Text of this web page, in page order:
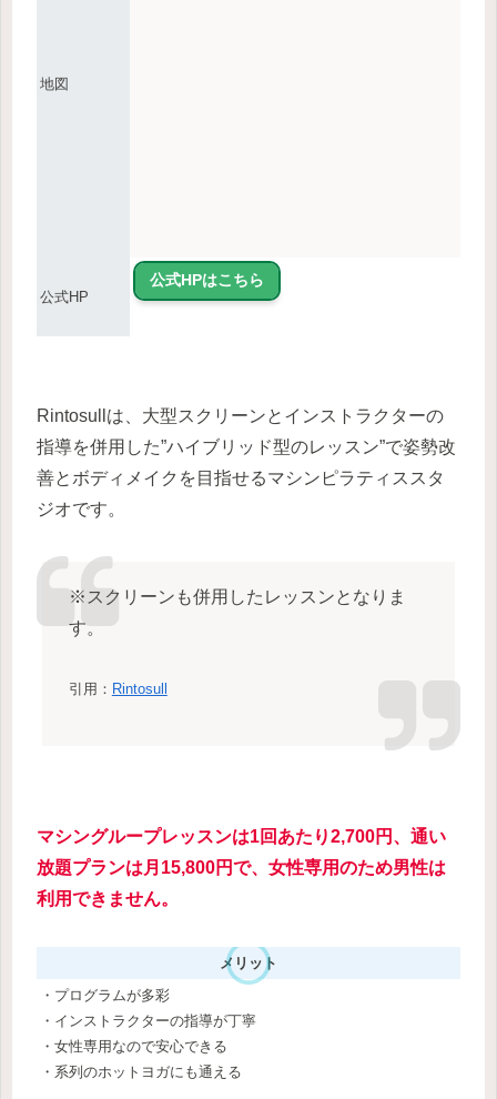
地図
公式HP
公式HPはこちら
Rintosullは、大型スクリーンとインストラクターの
指導を併用した”ハイブリッド型のレッスン”で姿勢改
善とボディメイクを目指せるマシンピラティススタ
ジオです。
※スクリーンも併用したレッスンとなりま
す。
引用： Rintosull
マシングループレッスンは1回あたり2,700円、通い
放題プランは月15,800円で、女性専用のため男性は
利用できません。
メリット
・プログラムが多彩
・インストラクターの指導が丁寧
・女性専用なので安心できる
・系列のホットヨガにも通える